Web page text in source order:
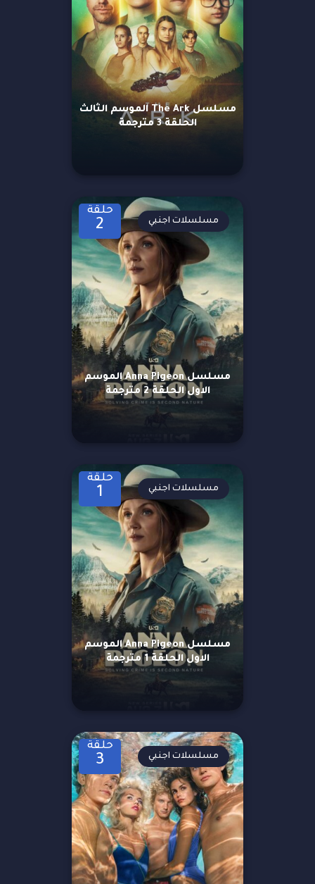
مسلسل The Ark الموسم الثالث
الحلقة 3 مترجمة
حلقة
2
مسلسل Anna Pigeon الموسم
الاول الحلقة 2 مترجمة
مسلسلات اجنبي
حلقة
1
مسلسل Anna Pigeon الموسم
الاول الحلقة 1 مترجمة
مسلسلات اجنبي
حلقة
3 مسلسلات اجنبي